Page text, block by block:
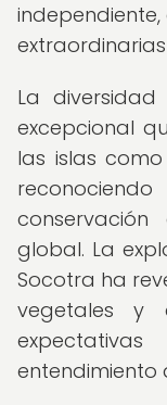
La
excepcional
las islas
global. La
Socotra ha
vegetales y
entendimiento